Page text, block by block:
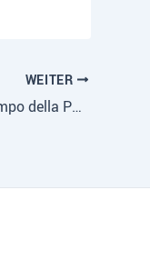
WEITER
22.November 2025: Campo della Pace 2025 – Erinnerung im Land der Täter:innen